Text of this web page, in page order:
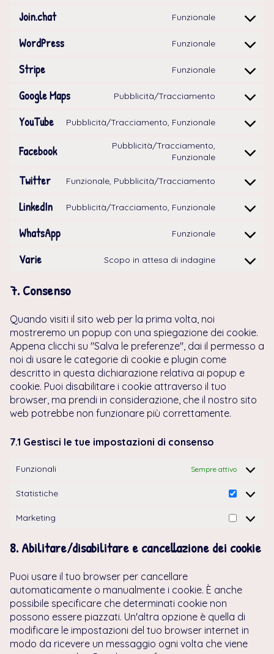
GOOGLE-
RECAPTCHA
Join.chat Funzionale
CONSENT
JOIN.CHAT
WordPress Funzionale
CONSENT
WORDPRESS
Stripe Funzionale
CONSENT
STRIPE
Google Maps Pubblicità/Tracciamento
CONSENT
GOOGLE-
YouTube Pubblicità/Tracciamento, Funzionale
CONSENT
YOUTUBE
Facebook
Pubblicità/Tracciamento,
Funzionale
CONSENT
FACEBOOK
Twitter Funzionale, Pubblicità/Tracciamento
CONSENT
TWITTER
LinkedIn Pubblicità/Tracciamento, Funzionale
CONSENT
LINKEDIN
WhatsApp Funzionale
CONSENT
WHATSAPP
Varie Scopo in attesa di indagine
CONSENT
7. Consenso
Quando visiti il sito web per la prima volta, noi
mostreremo un popup con una spiegazione dei cookie.
Appena clicchi su "Salva le preferenze", dai il permesso a
noi di usare le categorie di cookie e plugin come
descritto in questa dichiarazione relativa ai popup e
cookie. Puoi disabilitare i cookie attraverso il tuo
browser, ma prendi in considerazione, che il nostro sito
web potrebbe non funzionare più correttamente.
7.1 Gestisci le tue impostazioni di consenso
Funzionali Sempre attivo
Statistiche
Marketing
8. Abilitare/disabilitare e cancellazione dei cookie
Puoi usare il tuo browser per cancellare
automaticamente o manualmente i cookie. È anche
possibile specificare che determinati cookie non
possono essere piazzati. Un'altra opzione è quella di
modificare le impostazioni del tuo browser internet in
modo da ricevere un messaggio ogni volta che viene